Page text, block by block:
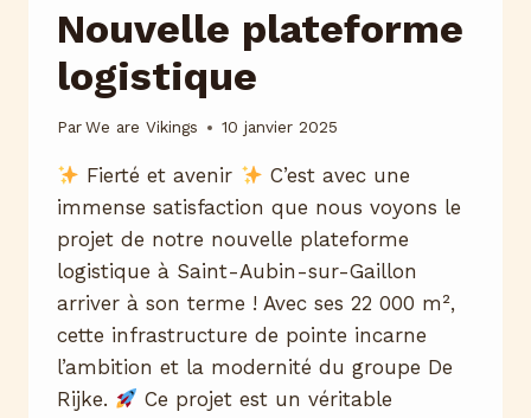
Nouvelle plateforme
logistique
ParWe are Vikings 10 janvier 2025
Fierté et avenir
C’est avec une
immense satisfaction que nous voyons le
projet de notre nouvelle plateforme
logistique à Saint-Aubin-sur-Gaillon
arriver à son terme ! Avec ses 22 000 m²,
cette infrastructure de pointe incarne
l’ambition et la modernité du groupe De
Rijke.
Ce projet est un véritable